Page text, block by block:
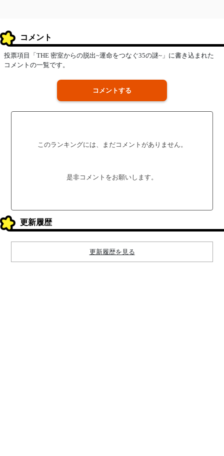
コメント
投票項目「THE 密室からの脱出~運命をつなぐ35の謎~」に書き込まれた
コメントの一覧です。
コメントする
このランキングには、まだコメントがありません。
是非コメントをお願いします。
更新履歴
更新履歴を見る